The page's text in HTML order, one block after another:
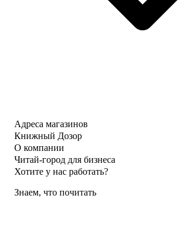
Адреса магазинов
Книжный Дозор
О компании
Читай-город для бизнеса
Хотите у нас работать?
Знаем, что почитать